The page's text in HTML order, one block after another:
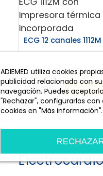
ADIEMED utiliza cookies
publicidad relacionada con
navegación. Puedes
"Rechazar", configurarlas
cookies en "Más información".
ECG 12 canales 1112M
Entrega 24-72 horas
735,00 € ENVÍO
(889,35 € IVA Incluido)